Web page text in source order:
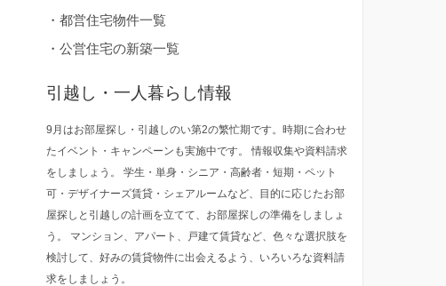
・都営住宅物件一覧
・公営住宅の新築一覧
引越し・一人暮らし情報
9月はお部屋探し・引越しのい第2の繁忙期です。時期に合わせ
たイベント・キャンペーンも実施中です。 情報収集や資料請求
をしましょう。 学生・単身・シニア・高齢者・短期・ペット
可・デザイナーズ賃貸・シェアルームなど、目的に応じたお部
屋探しと引越しの計画を立てて、お部屋探しの準備をしましょ
う。 マンション、アパート、戸建て賃貸など、色々な選択肢を
検討して、好みの賃貸物件に出会えるよう、いろいろな資料請
求をしましょう。